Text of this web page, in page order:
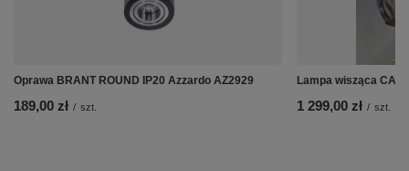
Oprawa BRANT ROUND IP20 Azzardo AZ2929
189,00 zł / szt.
Lampa wisząca
1 299,00 zł / szt.